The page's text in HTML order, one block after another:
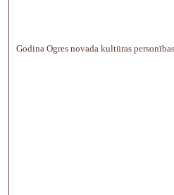
Godina Ogres novada kultūras